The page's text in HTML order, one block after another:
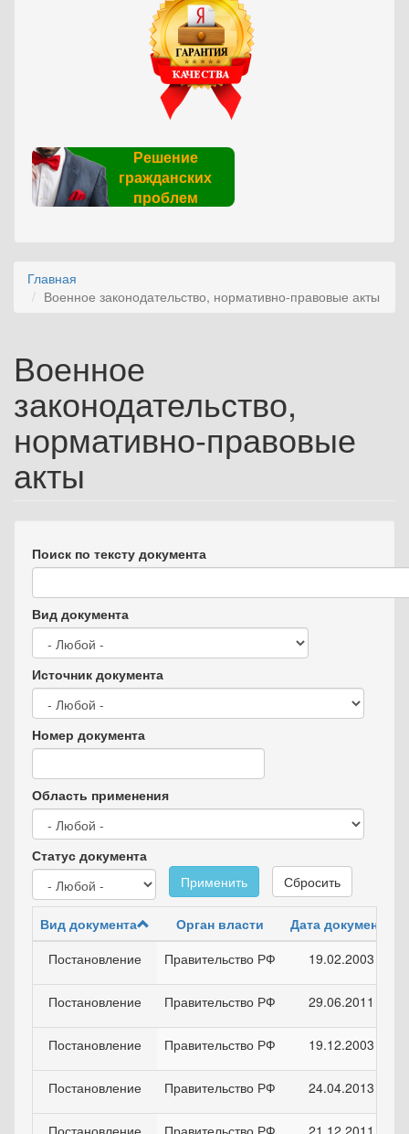
Решение
гражданских
проблем
Главная
Военное законодательство, нормативно-правовые акты
Военное
законодательство,
нормативно-правовые
акты
Поиск по тексту документа
Вид документа
Источник документа
Номер документа
Область применения
Статус документа
Применить
Сбросить
Вид документа Орган власти Дата документа
Постановление
Правительство РФ 19.02.2003
Постановление Правительство РФ 29.06.2011
Постановление Правительство РФ 19.12.2003
Постановление Правительство РФ 24.04.2013
Постановление Правительство РФ 21.12.2011